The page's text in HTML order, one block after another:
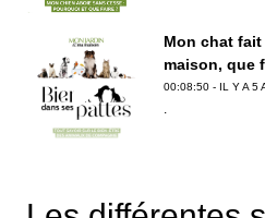
Mon chat
maison, que
00:08:50 - IL Y A 5
.